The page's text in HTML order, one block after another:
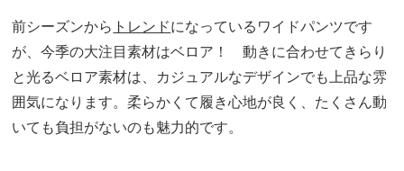
前シーズンから トレンドになっているワイドパンツです
が、今季の大注目素材はベロア！ 動きに合わせてきらり
と光るベロア素材は、カジュアルなデザインでも上品な雰
囲気になります。柔らかくて履き心地が良く、たくさん動
いても負担がないのも魅力的です。